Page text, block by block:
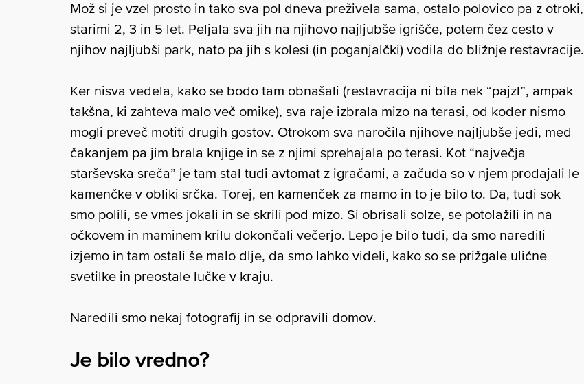
Mož si je vzel prosto in tako sva pol dneva preživela sama, ostalo polovico pa z otroki,
starimi 2, 3 in 5 let. Peljala sva jih na njihovo najljubše igrišče, potem čez cesto v
njihov najljubši park, nato pa jih s kolesi (in poganjalčki) vodila do bližnje restavracije.
Ker nisva vedela, kako se bodo tam obnašali (restavracija ni bila nek “pajzl”, ampak
takšna, ki zahteva malo več omike), sva raje izbrala mizo na terasi, od koder nismo
mogli preveč motiti drugih gostov. Otrokom sva naročila njihove najljubše jedi, med
čakanjem pa jim brala knjige in se z njimi sprehajala po terasi. Kot “največja
starševska sreča” je tam stal tudi avtomat z igračami, a začuda so v njem prodajali le
kamenčke v obliki srčka. Torej, en kamenček za mamo in to je bilo to. Da, tudi sok
smo polili, se vmes jokali in se skrili pod mizo. Si obrisali solze, se potolažili in na
očkovem in maminem krilu dokončali večerjo. Lepo je bilo tudi, da smo naredili
izjemo in tam ostali še malo dlje, da smo lahko videli, kako so se prižgale ulične
svetilke in preostale lučke v kraju.
Naredili smo nekaj fotografij in se odpravili domov.
Je bilo vredno?